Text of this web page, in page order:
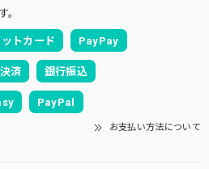
。
トカード PayPay
済 銀行振込
PayPal
お支払い方法について